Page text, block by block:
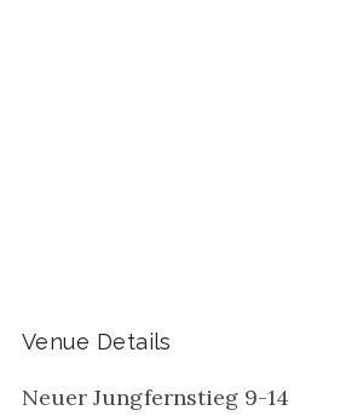
Venue Details
Neuer Jungfernstieg 9-14